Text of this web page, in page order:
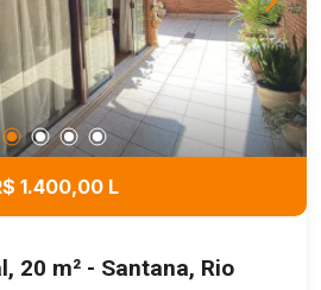
1.400,00 L
20 m² - Santana, Rio